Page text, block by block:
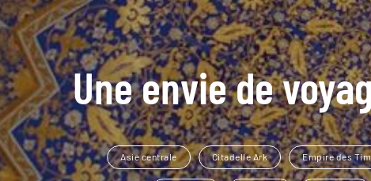
Une envie de
Asie centrale Citadelle Ark Empire des